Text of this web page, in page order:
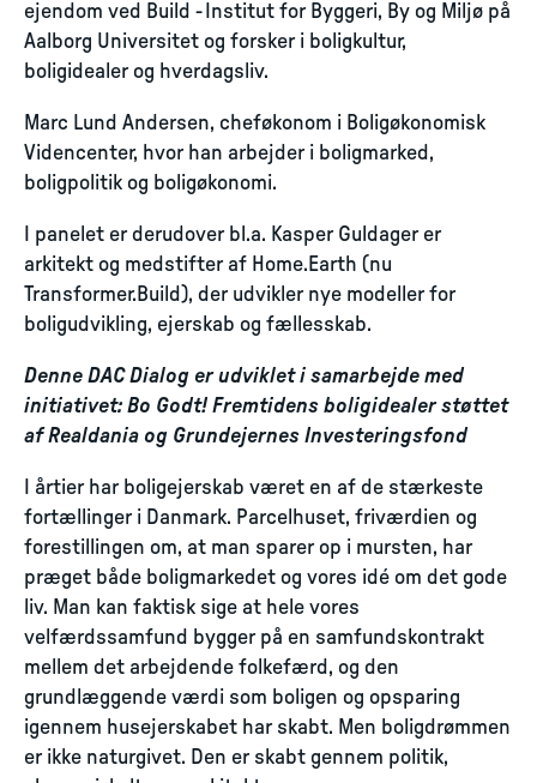
ejendom ved Build - Institut for Byggeri, By og Miljø på
Aalborg Universitet og forsker i boligkultur,
boligidealer og hverdagsliv.
Marc Lund Andersen, cheføkonom i Boligøkonomisk
Videncenter, hvor han arbejder i boligmarked,
boligpolitik og boligøkonomi.
I panelet er derudover bl.a. Kasper Guldager er
arkitekt og medstifter af Home.Earth (nu
Transformer.Build), der udvikler nye modeller for
boligudvikling, ejerskab og fællesskab.
Denne DAC Dialog er udviklet i samarbejde med
initiativet: Bo Godt! Fremtidens boligidealer støttet
af Realdania og Grundejernes Investeringsfond
I årtier har boligejerskab været en af de stærkeste
fortællinger i Danmark. Parcelhuset, friværdien og
forestillingen om, at man sparer op i mursten, har
præget både boligmarkedet og vores idé om det gode
liv. Man kan faktisk sige at hele vores
velfærdssamfund bygger på en samfundskontrakt
mellem det arbejdende folkefærd, og den
grundlæggende værdi som boligen og opsparing
igennem husejerskabet har skabt. Men boligdrømmen
er ikke naturgivet. Den er skabt gennem politik,